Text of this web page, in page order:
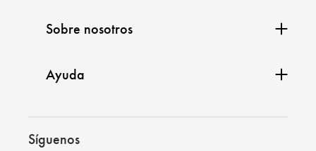
Sobre nosotros
Ayuda
Síguenos